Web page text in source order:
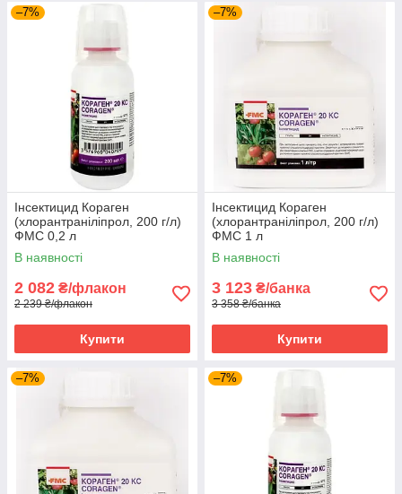
–7%
Інсектицид Кораген
(хлорантраніліпрол, 200 г/л)
ФМС 0,2 л
В наявності
2 082 ₴/флакон
2 239 ₴/флакон
Купити
–7%
Інсектицид Кораген
(хлорантраніліпрол, 200 г/л)
ФМС 1 л
В наявності
3 123 ₴/банка
3 358 ₴/банка
Купити
–7% –7%